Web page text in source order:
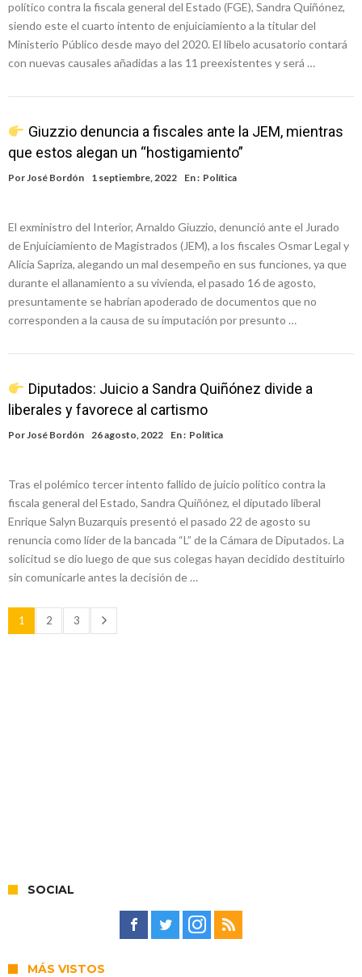
político contra la fiscala general del Estado (FGE), Sandra Quiñónez,
siendo este el cuarto intento de enjuiciamiento a la titular del
Ministerio Público desde mayo del 2020. El libelo acusatorio contará
con nuevas causales añadidas a las 11 preexistentes y será …
Giuzzio denuncia a fiscales ante la JEM, mientras
que estos alegan un “hostigamiento”
PorJosé Bordón 1 septiembre, 2022 En : Política
El exministro del Interior, Arnaldo Giuzzio, denunció ante el Jurado
de Enjuiciamiento de Magistrados (JEM), a los fiscales Osmar Legal y
Alicia Sapriza, alegando un mal desempeño en sus funciones, ya que
durante el allanamiento a su vivienda, el pasado 16 de agosto,
presuntamente se habrían apoderado de documentos que no
corresponden a la causa de su imputación por presunto …
Diputados: Juicio a Sandra Quiñónez divide a
liberales y favorece al cartismo
PorJosé Bordón 26 agosto, 2022 En : Política
Tras el polémico tercer intento fallido de juicio político contra la
fiscala general del Estado, Sandra Quiñónez, el diputado liberal
Enrique Salyn Buzarquis presentó el pasado 22 de agosto su
renuncia como líder de la bancada “L” de la Cámara de Diputados. La
solicitud se dio luego de que sus colegas hayan decidido destituirlo
sin comunicarle antes la decisión de …
1 2 3
SOCIAL
MÁS VISTOS